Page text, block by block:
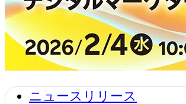
ニュースリリース